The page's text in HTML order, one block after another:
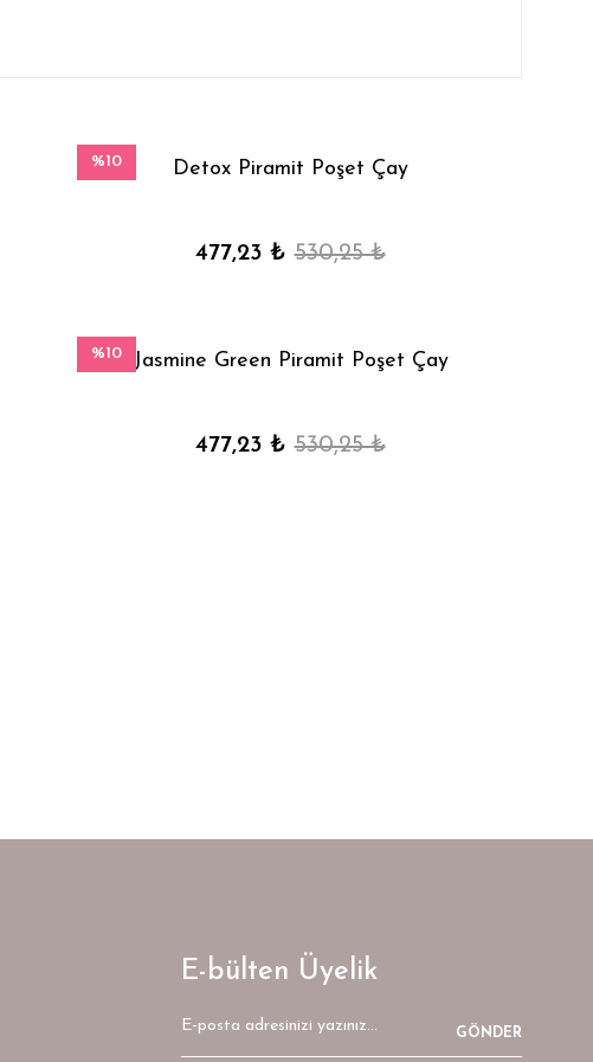
%10 Detox Piramit Poşet Çay
477,23 ₺ 530,25 ₺
%10 Jasmine Green Piramit Poşet Çay
477,23 ₺ 530,25 ₺
E-bülten Üyelik
GÖNDER